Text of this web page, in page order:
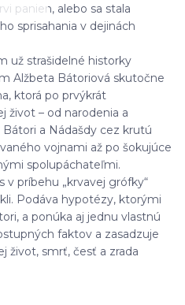
panien, alebo sa stala
sprisahania v dejinách
už strašidelné historky
Alžbeta Bátoriová skutočne
ktorá po prvýkrát
život – od narodenia a
a Nádašdy cez krutú
vojnami až po šokujúce
spolupáchateľmi.
príbehu „krvavej grófky“
Podáva hypotézy, ktorými
a ponúka aj jednu vlastnú
faktov a zasadzuje
život, smrť, česť a zrada